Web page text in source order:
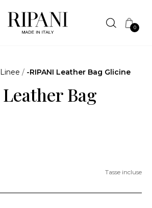
0
Linee / -RIPANI Leather Bag Glicine
Bag
Tasse incluse